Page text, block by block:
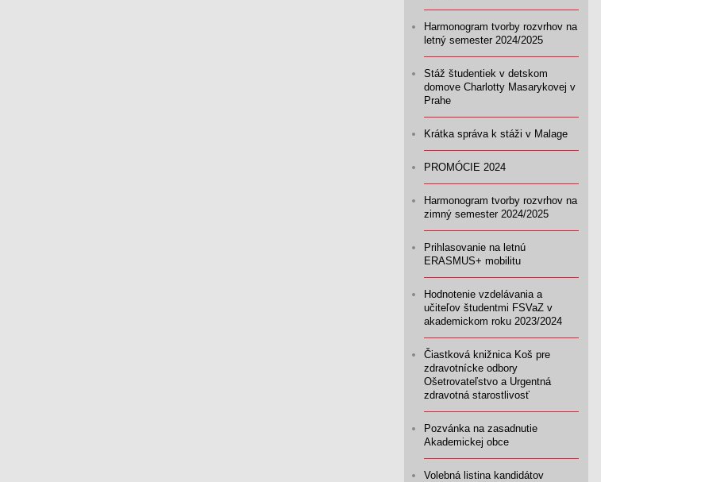
Harmonogram tvorby rozvrhov na
letný semester 2024/2025
Stáž študentiek v detskom
domove Charlotty Masarykovej v
Prahe
Krátka správa k stáži v Malage
PROMÓCIE 2024
Harmonogram tvorby rozvrhov na
zimný semester 2024/2025
Prihlasovanie na letnú
ERASMUS+ mobilitu
Hodnotenie vzdelávania a
učiteľov študentmi FSVaZ v
akademickom roku 2023/2024
Čiastková knižnica Koš pre
zdravotnícke odbory
Ošetrovateľstvo a Urgentná
zdravotná starostlivosť
Pozvánka na zasadnutie
Akademickej obce
Volebná listina kandidátov